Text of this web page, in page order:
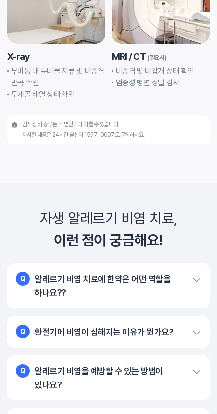
X-ray
부비동 내 분비물 저류 및 비중격
만곡 확인
두개골 배열 상태 확인
MRI / CT (필요시)
비중격 및 비갑개 상태 확인
염증성 병변 정밀 검사
검사 장비 종류는 각 병원마다 다를 수 있습니다.
자세한 내용은 24시간 콜센터 1577-0007로 문의하세요.
자생 알레르기 비염 치료,
이런 점이 궁금해요!
Q
알레르기 비염 치료에 한약은 어떤 역할을
하나요??
Q 환절기에 비염이 심해지는 이유가 뭔가요?
Q
알레르기 비염을 예방할 수 있는 방법이
있나요?